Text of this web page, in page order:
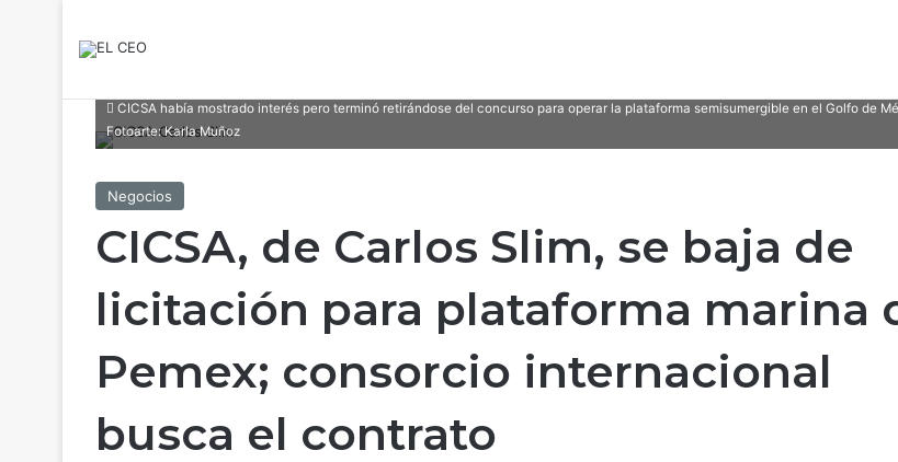
CICSA había mostrado interés pero terminó retirándose del concurso para operar la plataforma semisumergible en el Golfo de
Fotoarte: Karla Muñoz
Negocios
CICSA, de Carlos Slim, se baja de
licitación para plataforma marina
Pemex; consorcio internacional
busca el contrato